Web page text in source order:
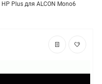
Plus для ALCON Mono6